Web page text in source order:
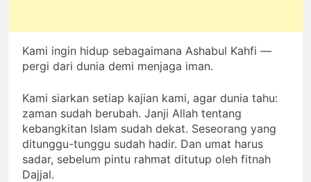
Kami ingin hidup sebagaimana Ashabul Kahfi —
pergi dari dunia demi menjaga iman.
Kami siarkan setiap kajian kami, agar dunia tahu:
zaman sudah berubah. Janji Allah tentang
kebangkitan Islam sudah dekat. Seseorang yang
ditunggu-tunggu sudah hadir. Dan umat harus
sadar, sebelum pintu rahmat ditutup oleh fitnah
Dajjal.